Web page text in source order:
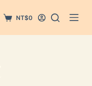
NT$0